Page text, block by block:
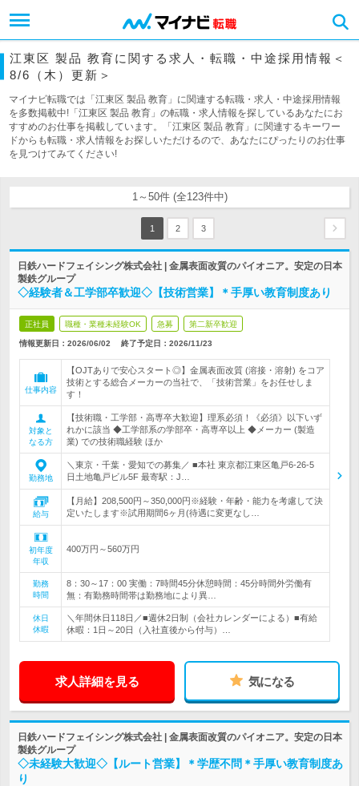
江東区 製品 教育に関する求人・転職・中途採用情報＜
8/6（木）更新＞
マイナビ転職では「江東区 製品 教育」に関連する転職・求人・中途採用情報
を多数掲載中!「江東区 製品 教育」の転職・求人情報を探しているあなたにお
すすめのお仕事を掲載しています。「江東区 製品 教育」に関連するキーワー
ドからも転職・求人情報をお探しいただけるので、あなたにぴったりのお仕事
を見つけてみてください!
1～50件 (全123件中)
1 2 3
日鉄ハードフェイシング株式会社 | 金属表面改質のパイオニア。安定の日本
製鉄グループ
◇経験者＆工学部卒歓迎◇【技術営業】＊手厚い教育制度あり
正社員 職種・業種未経験OK 急募 第二新卒歓迎
情報更新日：2026/06/02 終了予定日： 2026/11/23
仕事内容
【OJTありで安心スタート◎】金属表面改質 (溶接・溶射) をコア
技術とする総合メーカーの当社で、「技術営業」をお任せしま
す！
対象と
なる方
【技術職・工学部・高専卒大歓迎】理系必須！《必須》以下いず
れかに該当 ◆工学部系の学部卒・高専卒以上 ◆メーカー (製造
業) での技術職経験 ほか
勤務地
＼東京・千葉・愛知での募集／ ■本社 東京都江東区亀戸6-26-5
日土地亀戸ビル5F 最寄駅：J…
給与
【月給】208,500円～350,000円※経験・年齢・能力を考慮して決
定いたします※試用期間6ヶ月(待遇に変更なし…
初年度
年収
400万円～560万円
勤務
時間
8：30～17：00 実働：7時間45分休憩時間：45分時間外労働有
無：有勤務時間帯は勤務地により異…
休日
休暇
＼年間休日118日／■週休2日制（会社カレンダーによる）■有給
休暇：1日～20日（入社直後から付与）…
求人詳細を見る 気になる
日鉄ハードフェイシング株式会社 | 金属表面改質のパイオニア。安定の日本
製鉄グループ
◇未経験大歓迎◇【ルート営業】＊学歴不問＊手厚い教育制度あ
り